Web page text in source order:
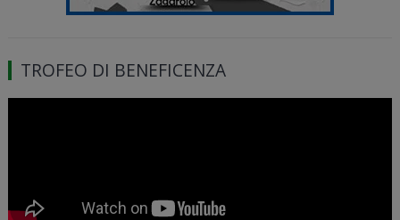
TROFEO DI BENEFICENZA